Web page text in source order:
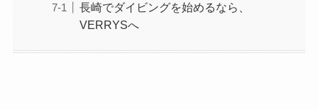
長崎でダイビングを始めるなら、
VERRYSへ